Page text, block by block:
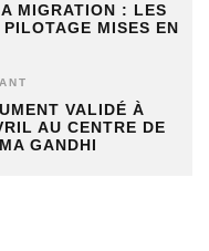
MIGRATION : LES
MISES EN
VALIDÉ À
AU CENTRE DE
GANDHI